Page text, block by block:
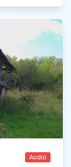
Audio